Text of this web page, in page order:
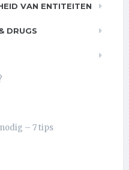
VAN ENTITEITEN
DRUGS
– 7 tips